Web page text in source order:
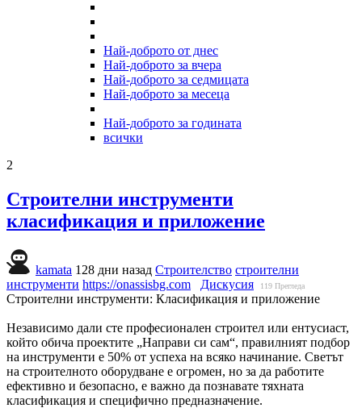
Най-доброто от днес
Най-доброто за вчера
Най-доброто за седмицата
Най-доброто за месеца
Най-доброто за годината
всички
2
Строителни инструменти
класификация и приложение
kamata 128 дни назад Строителство строителни
инструменти https://onassisbg.com Дискусия 119 Прегледа
Строителни инструменти: Класификация и приложение
Независимо дали сте професионален строител или ентусиаст,
който обича проектите „Направи си сам“, правилният подбор
на инструменти е 50% от успеха на всяко начинание. Светът
на строителното оборудване е огромен, но за да работите
ефективно и безопасно, е важно да познавате тяхната
класификация и специфично предназначение.